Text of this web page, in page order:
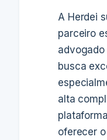
A Herdei
parceiro
busca
alta
oferecer